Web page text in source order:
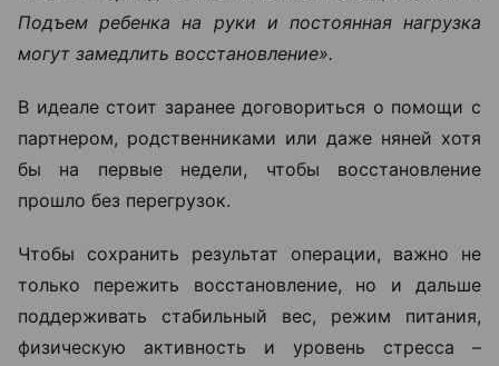
Подъем ребенка на руки и постоянная нагрузка
могут замедлить восстановление».
В идеале стоит заранее договориться о помощи с
партнером, родственниками или даже няней хотя
бы на первые недели, чтобы восстановление
прошло без перегрузок.
Чтобы сохранить результат операции, важно не
только пережить восстановление, но и дальше
поддерживать стабильный вес, режим питания,
физическую активность и уровень стресса –